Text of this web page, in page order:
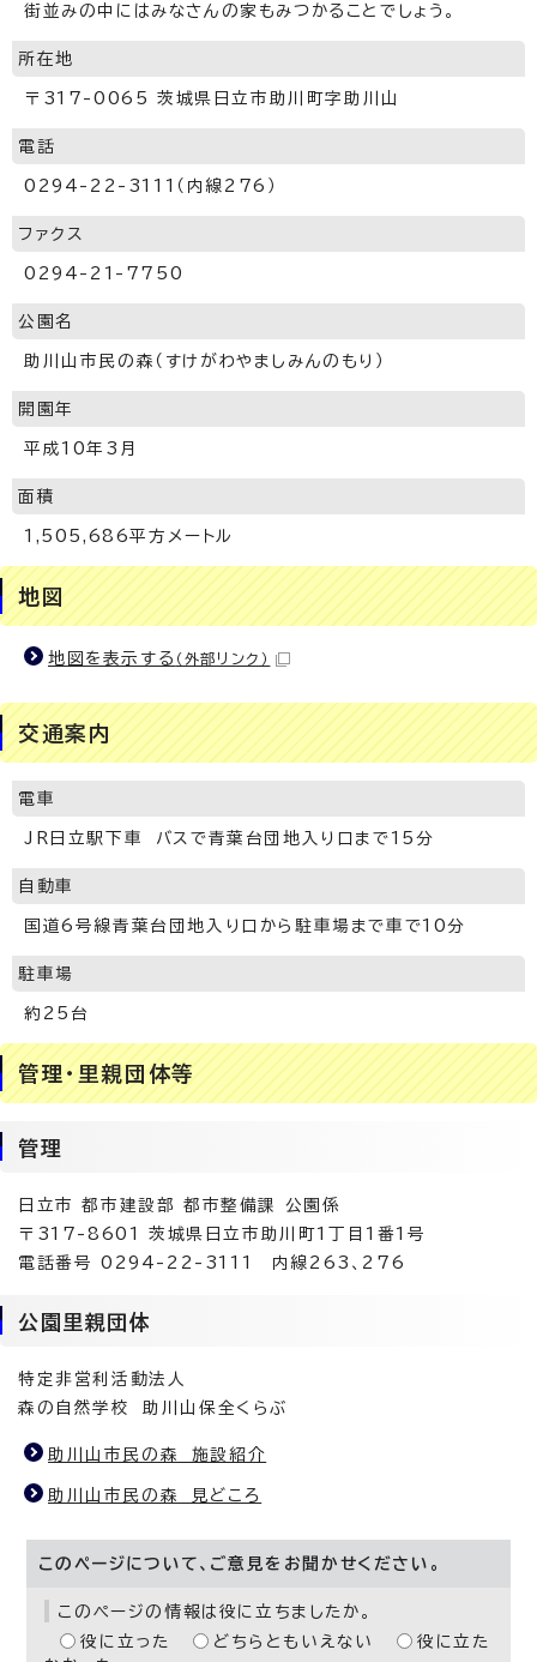
街並みの中にはみなさんの家もみつかることでしょう。
所在地
〒317-0065 茨城県日立市助川町字助川山
電話
0294-22-3111（内線276）
ファクス
0294-21-7750
公園名
助川山市民の森（すけがわやましみんのもり）
開園年
平成10年3月
面積
1,505,686平方メートル
地図
地図を表示する （外部リンク）
交通案内
電車
JR日立駅下車 バスで青葉台団地入り口まで15分
自動車
国道6号線青葉台団地入り口から駐車場まで車で10分
駐車場
約25台
管理・里親団体等
管理
日立市 都市建設部 都市整備課 公園係
〒317-8601 茨城県日立市助川町1丁目1番1号
電話番号 0294-22-3111 内線263、276
公園里親団体
特定非営利活動法人
森の自然学校 助川山保全くらぶ
助川山市民の森 施設紹介
助川山市民の森 見どころ
このページについて、ご意見をお聞かせください。
このページの情報は役に立ちましたか。
役に立った
どちらともいえない
役に立た